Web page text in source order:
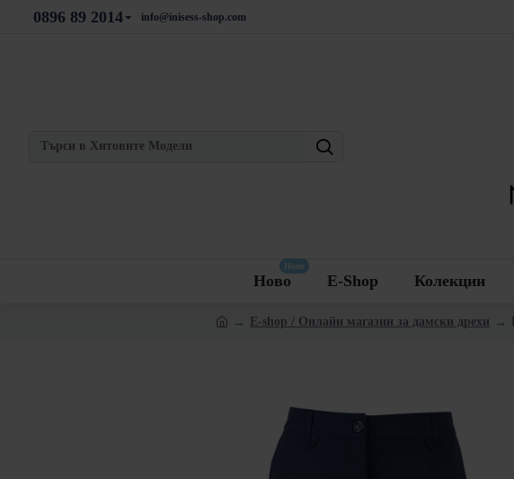
0896 89 2014 info@inisess-shop.com
Ново
Ново
E-Shop Колекции
E-shop / Онлайн магазин за дамски дрехи